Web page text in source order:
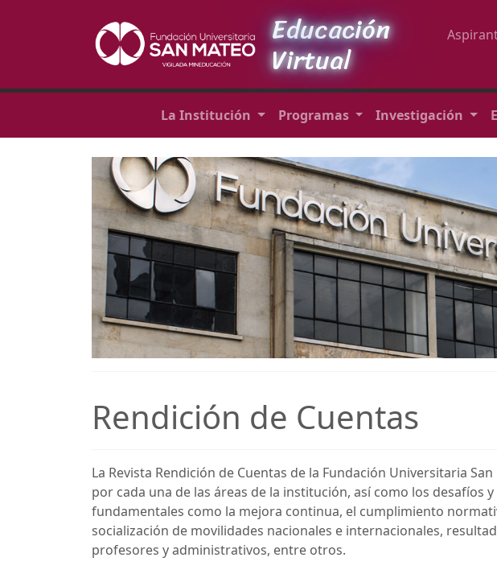
Educación
Virtual
La Institución Programas Investigación
Rendición de Cuentas
La Revista Rendición de Cuentas de la Fundación Universitaria
por cada una de las áreas de la institución, así como los desafíos
fundamentales como la mejora continua, el cumplimiento
socialización de movilidades nacionales e internacionales,
profesores y administrativos, entre otros.